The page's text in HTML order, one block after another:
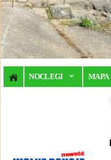
NOCLEGI MAPA